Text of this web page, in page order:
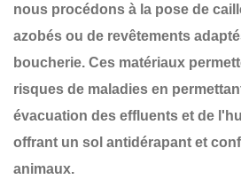
nous procédons à la pose de
azobés ou de revêtements
boucherie. Ces matériaux
risques de maladies en
évacuation des effluents et de
offrant un sol antidérapant et
animaux.